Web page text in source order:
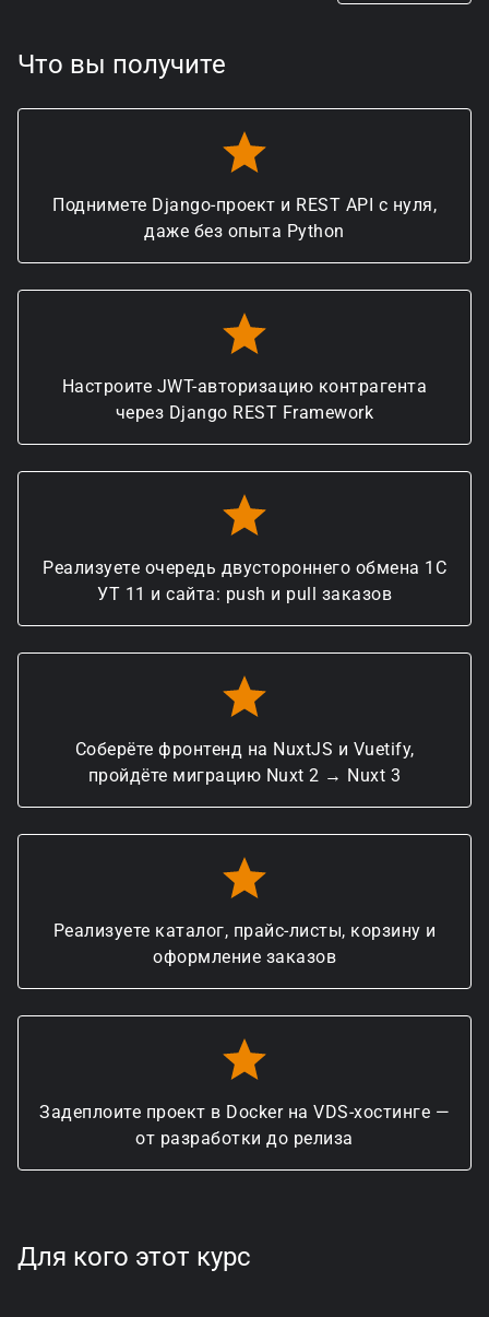
Что вы получите
Поднимете Django-проект и REST API с нуля,
даже без опыта Python
Настроите JWT-авторизацию контрагента
через Django REST Framework
Реализуете очередь двустороннего обмена 1С
УТ 11 и сайта: push и pull заказов
Соберёте фронтенд на NuxtJS и Vuetify,
пройдёте миграцию Nuxt 2 → Nuxt 3
Реализуете каталог, прайс-листы, корзину и
оформление заказов
Задеплоите проект в Docker на VDS-хостинге —
от разработки до релиза
Для кого этот курс